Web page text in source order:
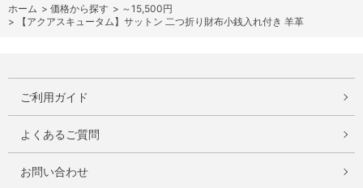
ホーム > 価格から探す > ～15,500円
>
【アクアスキュータム】サットン 二つ折り財布小銭入れ付き 羊革
ご利用ガイド
よくあるご質問
お問い合わせ